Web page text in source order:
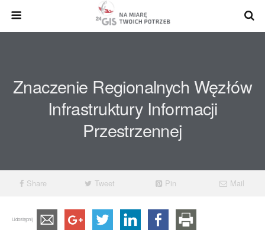
Znaczenie Regionalnych Węzłów
Infrastruktury Informacji
Przestrzennej
Share Tweet Pin Mail
Udostępnij